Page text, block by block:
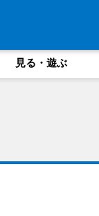
見る・遊ぶ